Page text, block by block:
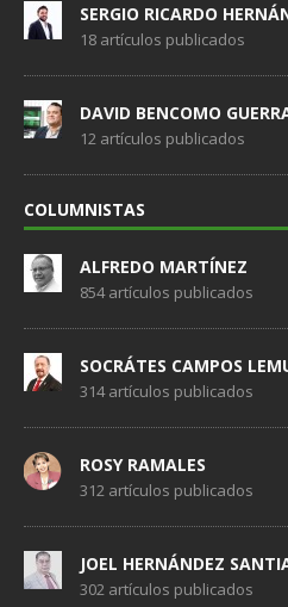
SERGIO RICARDO
18 artículos publicados
DAVID BENCOMO
12 artículos publicados
COLUMNISTAS
ALFREDO MARTÍNEZ
854 artículos publicados
SOCRÁTES CAMPOS
314 artículos publicados
ROSY RAMALES
312 artículos publicados
JOEL HERNÁNDEZ
302 artículos publicados